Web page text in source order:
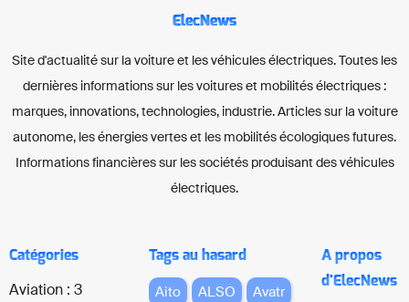
ElecNews
Site d'actualité sur la voiture et les véhicules électriques. Toutes les
dernières informations sur les voitures et mobilités électriques :
marques, innovations, technologies, industrie. Articles sur la voiture
autonome, les énergies vertes et les mobilités écologiques futures.
Informations financières sur les sociétés produisant des véhicules
électriques.
Catégories
Aviation : 3
Tags au hasard
Aito ALSO Avatr
A propos
d'ElecNews